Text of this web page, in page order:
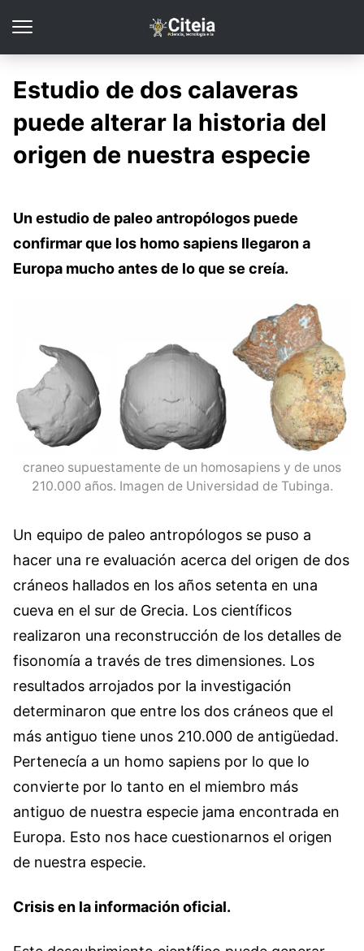
Estudio de dos calaveras
puede alterar la historia del
origen de nuestra especie
Un estudio de paleo antropólogos puede
confirmar que los homo sapiens llegaron a
Europa mucho antes de lo que se creía.
craneo supuestamente de un homosapiens y de unos
210.000 años. Imagen de Universidad de Tubinga.
Un equipo de paleo antropólogos se puso a
hacer una re evaluación acerca del origen de dos
cráneos hallados en los años setenta en una
cueva en el sur de Grecia. Los científicos
realizaron una reconstrucción de los detalles de
fisonomía a través de tres dimensiones. Los
resultados arrojados por la investigación
determinaron que entre los dos cráneos que el
más antiguo tiene unos 210.000 de antigüedad.
Pertenecía a un homo sapiens por lo que lo
convierte por lo tanto en el miembro más
antiguo de nuestra especie jama encontrada en
Europa. Esto nos hace cuestionarnos el origen
de nuestra especie.
Crisis en la información oficial.